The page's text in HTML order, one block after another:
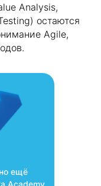
Analysis,
остаются
Agile,
ещё
Academy